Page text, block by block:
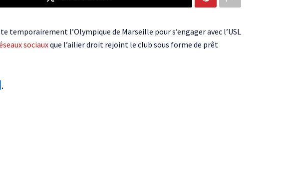
temporairement l’Olympique de Marseille pour s’engager avec l’USL
sociauxque l’ailier droit rejoint le club sous forme de prêt
.